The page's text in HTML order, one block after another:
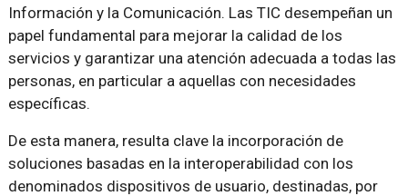
Información y la Comunicación. Las TIC desempeñan un
papel fundamental para mejorar la calidad de los
servicios y garantizar una atención adecuada a todas las
personas, en particular a aquellas con necesidades
específicas.
De esta manera, resulta clave la incorporación de
soluciones basadas en la interoperabilidad con los
denominados dispositivos de usuario, destinadas, por